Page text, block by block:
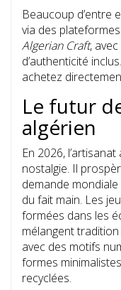
Beaucoup d’entre
via des
Algerian Craft,
d’authenticité
achetez
Le futur
algérien
En 2026,
nostalgie. Il
demande mondiale
du fait main. Les
formées dans les
mélangent
avec des motifs
formes
recyclées.